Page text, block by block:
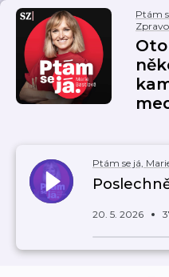
Ptám
Ptám se já,
20. 5. 2026